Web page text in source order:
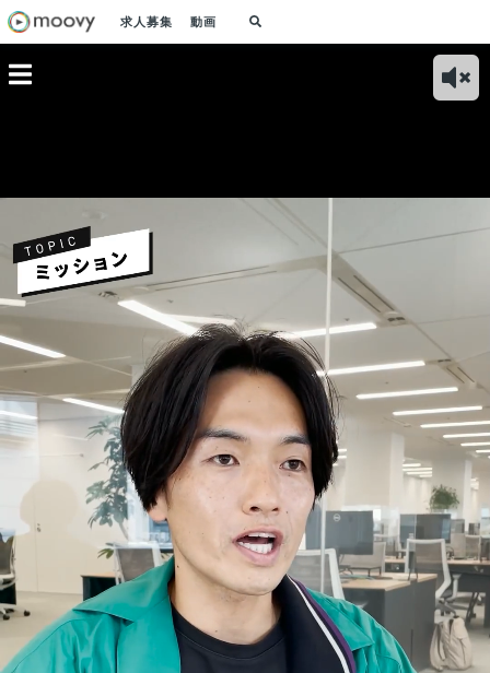
求人募集 動画
のマー
ネージ
？
MR出身の私がスタ
ートアップのアソビ
ューに入社した理由
様々なアイデアを歓
迎してくれる風土と
それがお客様の信頼
を得ていることがや
りがい！
ニア組織は、コミュ
ニケーションと発信
機会を大切にしてい
ます
や
す